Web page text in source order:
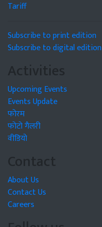
Tariff
Subscribe to print edition
Subscribe to digital edition
Activities
Upcoming Events
Events Update
फोरम
फोटो गैलरी
वीडियो
Contact
About Us
Contact Us
Careers